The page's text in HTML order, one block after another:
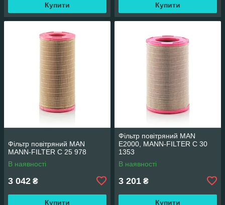
Купити Купити
Фільтр повітряний MAN
MANN-FILTER C 25 978
В наявності
3 042 ₴
Купити
Фільтр повітряний MAN
E2000, MANN-FILTER C 30
1353
В наявності
3 201 ₴
Купити